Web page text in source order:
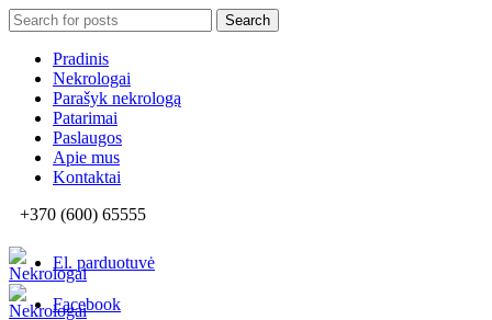
Search
for:
Search
Pradinis
Nekrologai
Parašyk nekrologą
Patarimai
Paslaugos
Apie mus
Kontaktai
+370 (600) 65555
El. parduotuvė
Facebook